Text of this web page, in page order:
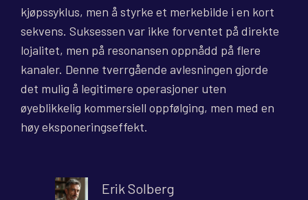
kjøpssyklus, men å styrke et merkebilde i en kort
sekvens. Suksessen var ikke forventet på direkte
lojalitet, men på resonansen oppnådd på flere
kanaler. Denne tverrgående avlesningen gjorde
det mulig å legitimere operasjoner uten
øyeblikkelig kommersiell oppfølging, men med en
høy eksponeringseffekt.
Erik Solberg